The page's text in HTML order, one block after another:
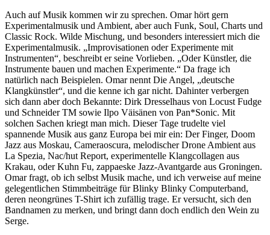
Auch auf Musik kommen wir zu sprechen. Omar hört gern
Experimentalmusik und Ambient, aber auch Funk, Soul, Charts und
Classic Rock. Wilde Mischung, und besonders interessiert mich die
Experimentalmusik. „Improvisationen oder Experimente mit
Instrumenten“, beschreibt er seine Vorlieben. „Oder Künstler, die
Instrumente bauen und machen Experimente.“ Da frage ich
natürlich nach Beispielen. Omar nennt Die Angel, „deutsche
Klangkünstler“, und die kenne ich gar nicht. Dahinter verbergen
sich dann aber doch Bekannte: Dirk Dresselhaus von Locust Fudge
und Schneider TM sowie Ilpo Väisänen von Pan*Sonic. Mit
solchen Sachen kriegt man mich. Dieser Tage trudelte viel
spannende Musik aus ganz Europa bei mir ein: Der Finger, Doom
Jazz aus Moskau, Cameraoscura, melodischer Drone Ambient aus
La Spezia, Nac/hut Report, experimentelle Klangcollagen aus
Krakau, oder Kuhn Fu, zappaeske Jazz-Avantgarde aus Groningen.
Omar fragt, ob ich selbst Musik mache, und ich verweise auf meine
gelegentlichen Stimmbeiträge für Blinky Blinky Computerband,
deren neongrünes T-Shirt ich zufällig trage. Er versucht, sich den
Bandnamen zu merken, und bringt dann doch endlich den Wein zu
Serge.